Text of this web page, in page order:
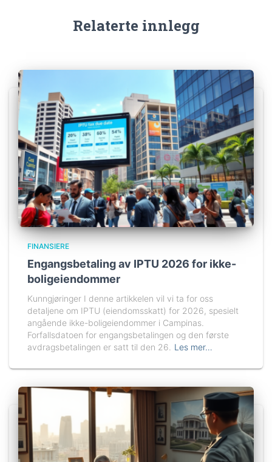
Relaterte innlegg
FINANSIERE
Engangsbetaling av IPTU 2026 for ikke-
boligeiendommer
Kunngjøringer I denne artikkelen vil vi ta for oss
detaljene om IPTU (eiendomsskatt) for 2026, spesielt
angående ikke-boligeiendommer i Campinas.
Forfallsdatoen for engangsbetalingen og den første
avdragsbetalingen er satt til den 26.
Les mer…